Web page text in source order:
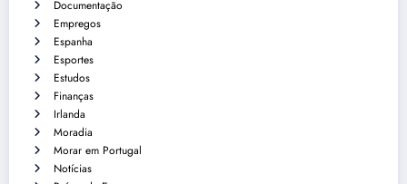
Documentação
Empregos
Espanha
Esportes
Estudos
Finanças
Irlanda
Moradia
Morar em Portugal
Notícias